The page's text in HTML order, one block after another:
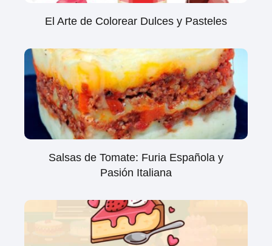
El Arte de Colorear Dulces y Pasteles
Salsas de Tomate: Furia Española y
Pasión Italiana